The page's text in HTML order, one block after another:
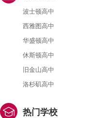
波士顿高中
西雅图高中
华盛顿高中
休斯顿高中
旧金山高中
洛杉矶高中
热门学校